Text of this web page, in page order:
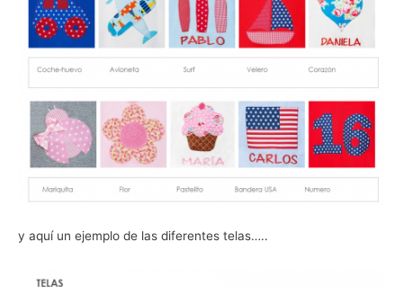
y aquí un ejemplo de las diferentes telas…..